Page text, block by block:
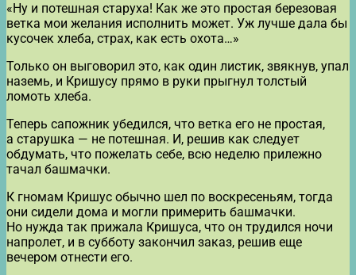
«Ну и потешная старуха! Как же это простая березовая
ветка мои желания исполнить может. Уж лучше дала бы
кусочек хлеба, страх, как есть охота…»
Только он выговорил это, как один листик, звякнув, упал
наземь, и Кришусу прямо в руки прыгнул толстый
ломоть хлеба.
Теперь сапожник убедился, что ветка его не простая,
а старушка — не потешная. И, решив как следует
обдумать, что пожелать себе, всю неделю прилежно
тачал башмачки.
К гномам Кришус обычно шел по воскресеньям, тогда
они сидели дома и могли примерить башмачки.
Но нужда так прижала Кришуса, что он трудился ночи
напролет, и в субботу закончил заказ, решив еще
вечером отнести его.